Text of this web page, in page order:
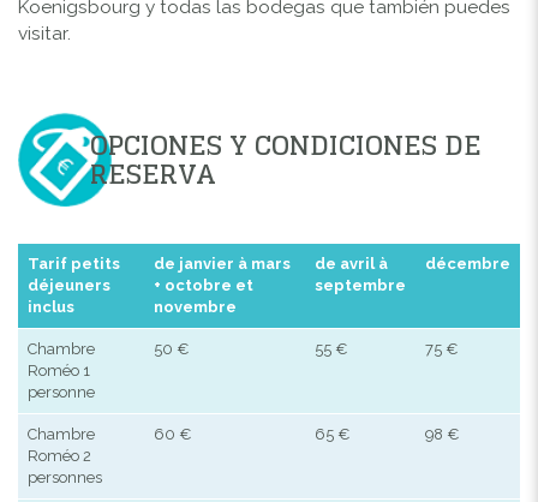
Koenigsbourg y todas las bodegas que también puedes
visitar.
OPCIONES Y CONDICIONES DE
RESERVA
Tarif petits
déjeuners
inclus
de janvier à mars
+ octobre et
novembre
de avril à
septembre
décembre
Chambre
Roméo 1
personne
50 € 55 € 75 €
Chambre
Roméo 2
personnes
60 € 65 € 98 €